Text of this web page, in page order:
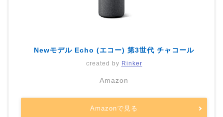
Newモデル Echo (エコー) 第3世代 チャコール
created by Rinker
Amazon
Amazonで見る